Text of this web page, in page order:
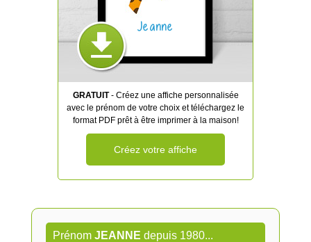
Jeanne
GRATUIT- Créez une affiche personnalisée
avec le prénom de votre choix et téléchargez le
format PDF prêt à être imprimer à la maison!
Créez votre affiche
Prénom JEANNE depuis 1980...